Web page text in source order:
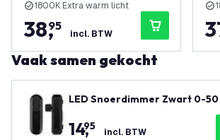
1800K Extra warm licht
38,
95
incl. BTW
Vaak samen gekocht
LED Snoerdimmer Zwart 0-50
14,
95 incl. BTW